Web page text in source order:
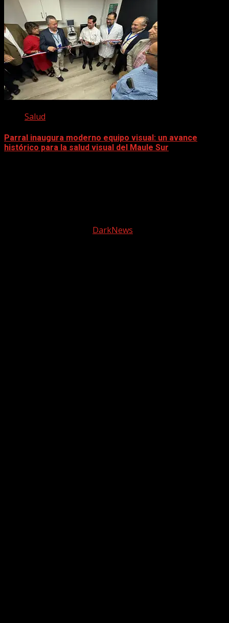
Salud
Parral inaugura moderno equipo visual: un avance
histórico para la salud visual del Maule Sur
DarkNews